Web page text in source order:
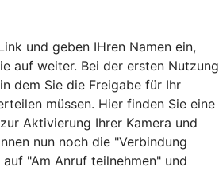
und geben IHren Namen ein,
auf weiter. Bei der ersten Nutzung
dem Sie die Freigabe für Ihr
müssen. Hier finden Sie eine
Aktivierung Ihrer Kamera und
nun noch die "Verbindung
"Am Anruf teilnehmen" und